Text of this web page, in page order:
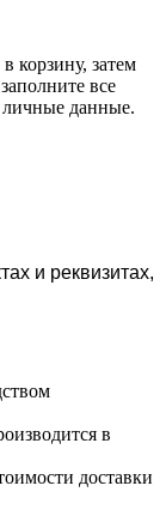
корзину, затем
все
данные.
и реквизитах,
в
доставки